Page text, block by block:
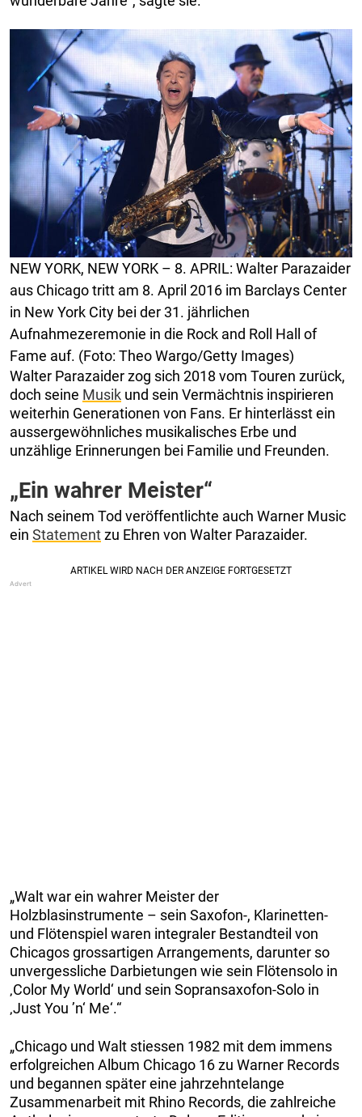
NEW YORK, NEW YORK – 8. APRIL: Walter Parazaider
aus Chicago tritt am 8. April 2016 im Barclays Center
in New York City bei der 31. jährlichen
Aufnahmezeremonie in die Rock and Roll Hall of
Fame auf. (Foto: Theo Wargo/Getty Images)
Walter Parazaider zog sich 2018 vom Touren zurück,
doch seine Musik und sein Vermächtnis inspirieren
weiterhin Generationen von Fans. Er hinterlässt ein
aussergewöhnliches musikalisches Erbe und
unzählige Erinnerungen bei Familie und Freunden.
„Ein wahrer Meister“
Nach seinem Tod veröffentlichte auch Warner Music
ein Statementzu Ehren von Walter Parazaider.
„Walt war ein wahrer Meister der
Holzblasinstrumente – sein Saxofon-, Klarinetten-
und Flötenspiel waren integraler Bestandteil von
Chicagos grossartigen Arrangements, darunter so
unvergessliche Darbietungen wie sein Flötensolo in
‚Color My World‘ und sein Sopransaxofon-Solo in
‚Just You ’n‘ Me‘.“
„Chicago und Walt stiessen 1982 mit dem immens
erfolgreichen Album Chicago 16 zu Warner Records
und begannen später eine jahrzehntelange
Zusammenarbeit mit Rhino Records, die zahlreiche